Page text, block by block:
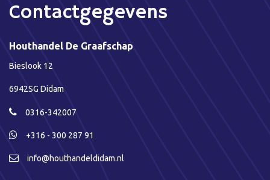
Contactgegevens
Houthandel De Graafschap
Bieslook 12
6942SG Didam
0316-342007
+316 - 300 287 91
info@houthandeldidam.nl